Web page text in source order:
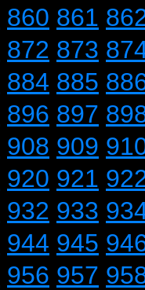
860 861
872 873
884 885
896 897
908 909
920 921
932 933
944 945
956 957